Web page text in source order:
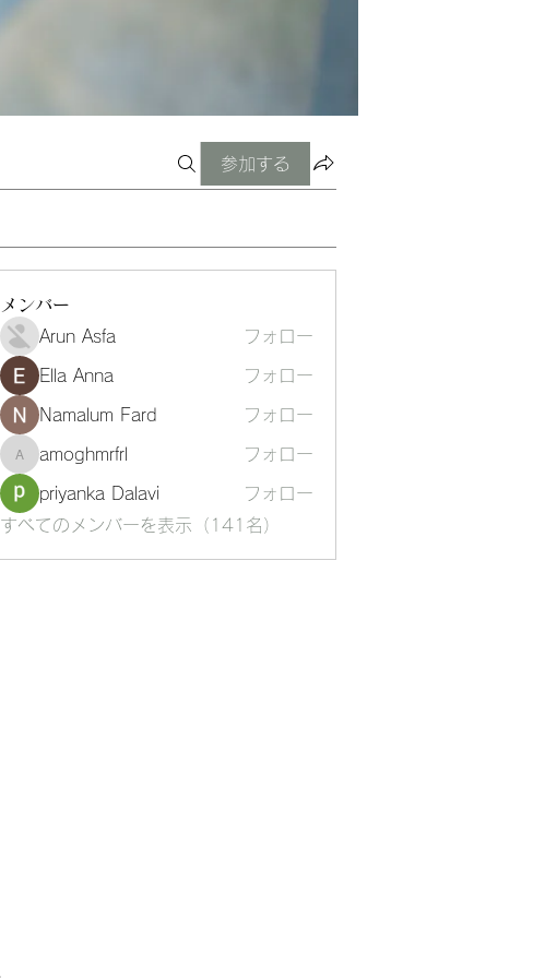
参加する
メンバー
Arun Asfa
フォロー
Ella Anna フォロー
Namalum Fard フォロー
amoghmrfrl
amoghmrfrl フォロー
priyanka Dalavi
フォロー
すべてのメンバーを表示（141名）